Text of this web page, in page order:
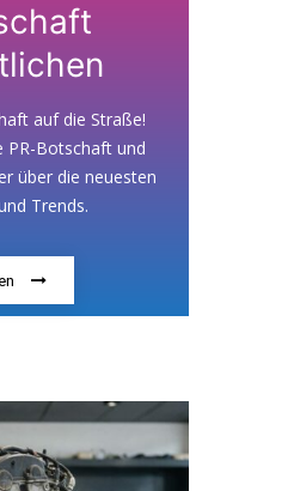
auf die Straße!
PR-Botschaft und
über die neuesten
Trends.